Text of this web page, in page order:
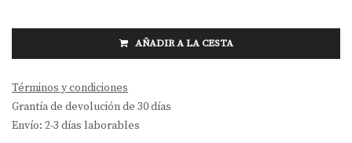
AÑADIR A LA CESTA
Términos y condiciones
Grantía de devolución de 30 días
Envío: 2-3 días laborables